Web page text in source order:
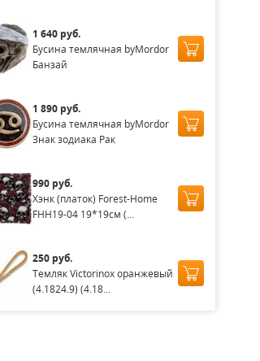
1 640 руб.
Бусина темлячная byMordor
Банзай
1 890 руб.
Бусина темлячная byMordor
Знак зодиака Рак
990 руб.
Хэнк (платок) Forest-Home
FHH19-04 19*19см (...
250 руб.
Темляк Victorinox оранжевый
(4.1824.9) (4.18...